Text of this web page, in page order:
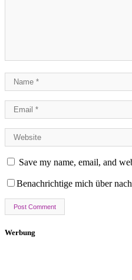
Save my name, email, and
Benachrichtige mich über
Werbung